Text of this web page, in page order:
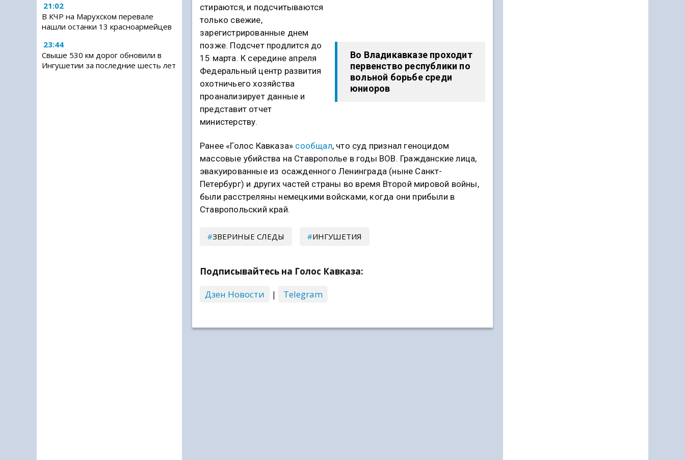
21:02
В КЧР на Марухском перевале
нашли останки 13 красноармейцев
23:44
Свыше 530 км дорог обновили в
Ингушетии за последние шесть лет
Во Владикавказе проходит
первенство республики по
вольной борьбе среди
юниоров
стираются, и подсчитываются
только свежие,
зарегистрированные днем
позже. Подсчет продлится до
15 марта. К середине апреля
Федеральный центр развития
охотничьего хозяйства
проанализирует данные и
представит отчет
министерству.
Ранее «Голос Кавказа» сообщал, что суд признал геноцидом
массовые убийства на Ставрополье в годы ВОВ. Гражданские лица,
эвакуированные из осажденного Ленинграда (ныне Санкт-
Петербург) и других частей страны во время Второй мировой войны,
были расстреляны немецкими войсками, когда они прибыли в
Ставропольский край.
ЗВЕРИНЫЕ СЛЕДЫ ИНГУШЕТИЯ
Подписывайтесь на Голос Кавказа:
Дзен Новости
| Telegram